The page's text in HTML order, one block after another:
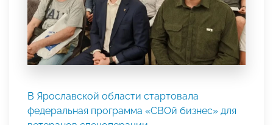
В Ярославской области стартовала
федеральная программа «СВОй бизнес» для